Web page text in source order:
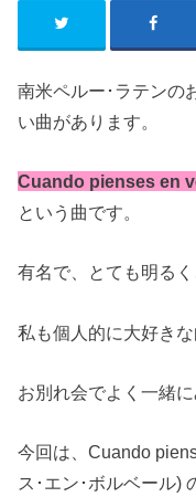
南米ペルー･ラテンの
い曲があります。
Cuando pienses en
という曲です。
有名で、とても明る
私も個人的に大好きな
お別れ会でよく一緒
今回は、Cuando
ス･エン･ボルベール)